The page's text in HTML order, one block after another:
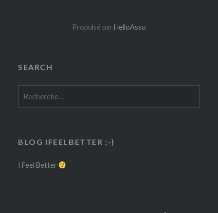
Propulsé par HelloAsso
SEARCH
BLOG IFEELBETTER ;-)
I Feel Better